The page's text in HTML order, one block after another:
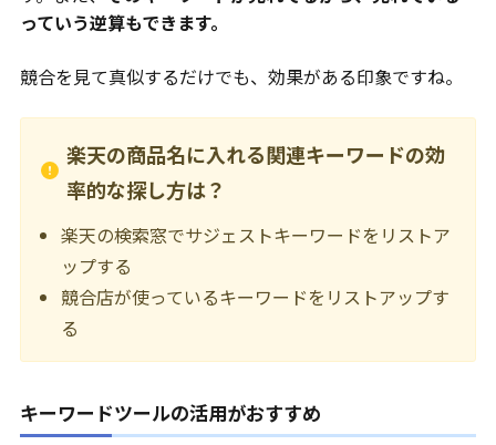
っていう逆算もできます。
競合を見て真似するだけでも、効果がある印象ですね。
楽天の商品名に入れる関連キーワードの効
率的な探し方は？
楽天の検索窓でサジェストキーワードをリストア
ップする
競合店が使っているキーワードをリストアップす
る
キーワードツールの活用がおすすめ